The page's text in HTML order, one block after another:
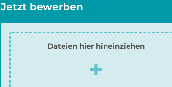
Jetzt bewerben
Dateien hier hineinziehen